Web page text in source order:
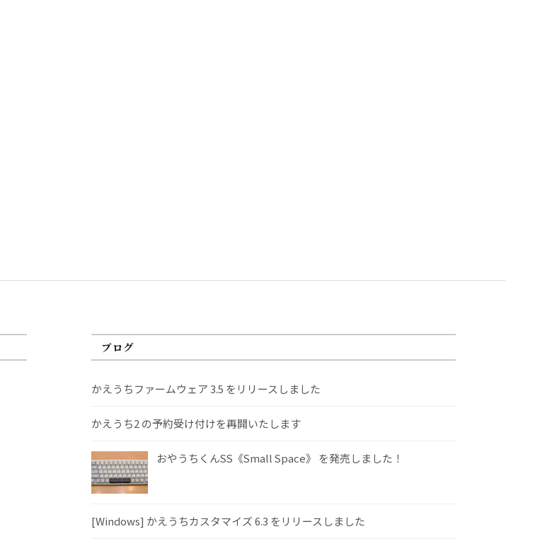
ブログ
かえうちファームウェア 3.5 をリリースしました
かえうち2 の予約受け付けを再開いたします
おやうちくんSS《Small Space》 を発売しました！
[Windows] かえうちカスタマイズ 6.3 をリリースしました